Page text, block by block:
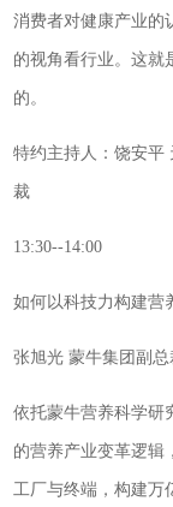
消费者对健康产业的
的视角看行业。这就
的。
特约主持人：饶安平
裁
13:30--14:00
如何以科技力构建营
张旭光 蒙牛集团副
依托蒙牛营养科学研
的营养产业变革逻辑
工厂与终端，构建万